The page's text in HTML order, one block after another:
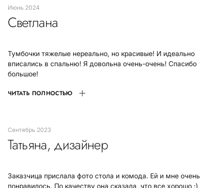
июнь 2024
Светлана
Тумбочки тяжелые нереально, но красивые! И идеально
вписались в спальню! Я довольна очень-очень! Спасибо
большое!
ЧИТАТЬ ПОЛНОСТЬЮ
сентябрь 2023
Татьяна, дизайнер
Заказчица прислала фото стола и комода. Ей и мне очень
понравилось. По качеству она сказала, что все хорошо :)